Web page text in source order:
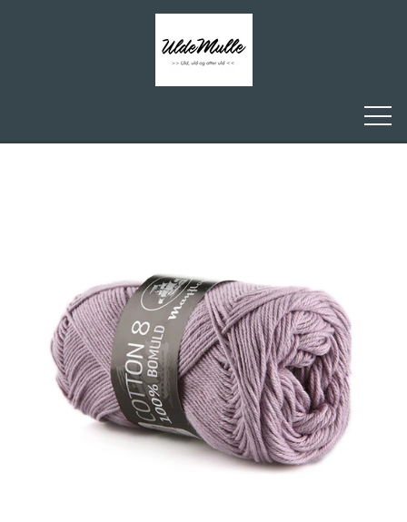
ULDEMULLE
KONTAKT
WEBSHOP
PLÖTULOPI